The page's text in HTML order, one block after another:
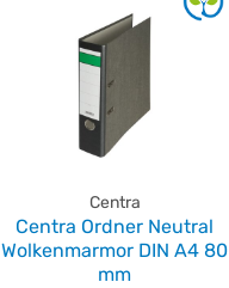
Centra
Centra Ordner Neutral
Wolkenmarmor DIN A4 80
mm